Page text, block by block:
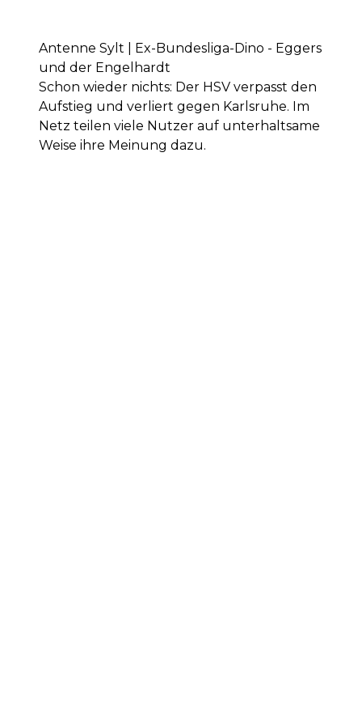
Antenne Sylt | Ex-Bundesliga-Dino - Eggers
und der Engelhardt
Schon wieder nichts: Der HSV verpasst den
Aufstieg und verliert gegen Karlsruhe. Im
Netz teilen viele Nutzer auf unterhaltsame
Weise ihre Meinung dazu.